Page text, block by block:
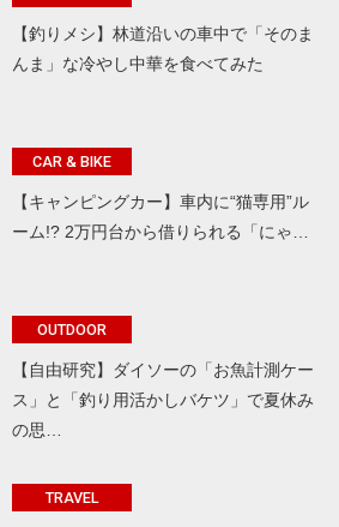
【釣りメシ】林道沿いの車中で「そのま
んま」な冷やし中華を食べてみた
CAR & BIKE
【キャンピングカー】車内に“猫専用”ル
ーム!? 2万円台から借りられる「にゃ…
OUTDOOR
【自由研究】ダイソーの「お魚計測ケー
ス」と「釣り用活かしバケツ」で夏休み
の思…
TRAVEL